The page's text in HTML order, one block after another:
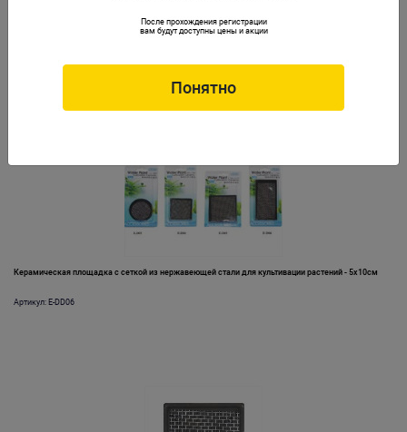
Керамика Tetra CR 800мл для внешних фильтров EX 500/700/1000/1500 (400/600/800/1200/2400)
Керамическая площадка с сеткой из нержавеющей стали для культивации растений - 5х10см
Артикул: E-DD06
После прохождения регистрации
вам будут доступны цены и акции
Понятно